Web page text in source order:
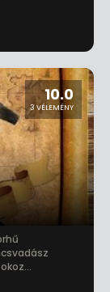
10.0
3 VÉLEMÉNY